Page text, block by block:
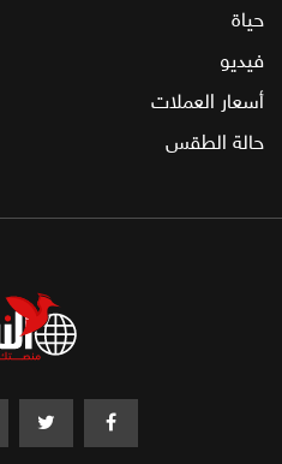
حياة
فيديو
أسعار العملات
حالة الطقس